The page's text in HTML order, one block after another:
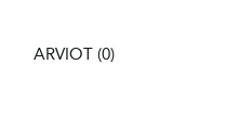
ARVIOT (0)